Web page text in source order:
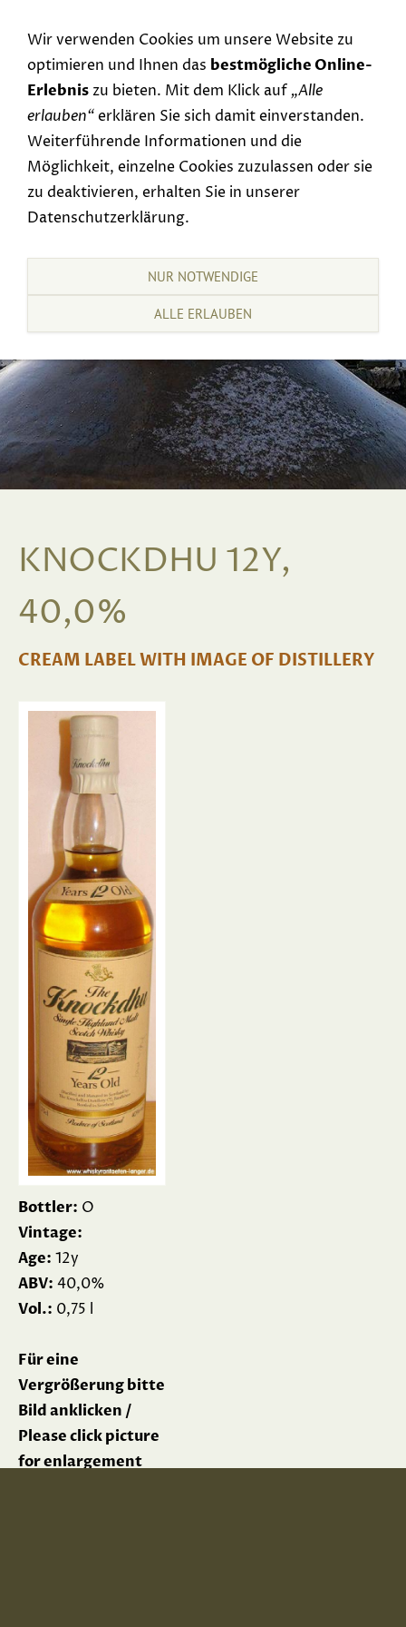
KNOCKDHU 12Y,
40,0%
CREAM LABEL WITH IMAGE OF DISTILLERY
Bottler: O
Vintage:
Age: 12y
ABV: 40,0%
Vol.: 0,75 l
Für eine
Vergrößerung bitte
Bild anklicken /
Please click picture
for enlargement
Wir verwenden Cookies um unsere Website zu
optimieren und Ihnen das bestmögliche Online-
Erlebniszu bieten. Mit dem Klick auf „Alle
erlauben“erklären Sie sich damit einverstanden.
Weiterführende Informationen und die
Möglichkeit, einzelne Cookies zuzulassen oder sie
zu deaktivieren, erhalten Sie in unserer
Datenschutzerklärung.
NUR NOTWENDIGE
ALLE ERLAUBEN